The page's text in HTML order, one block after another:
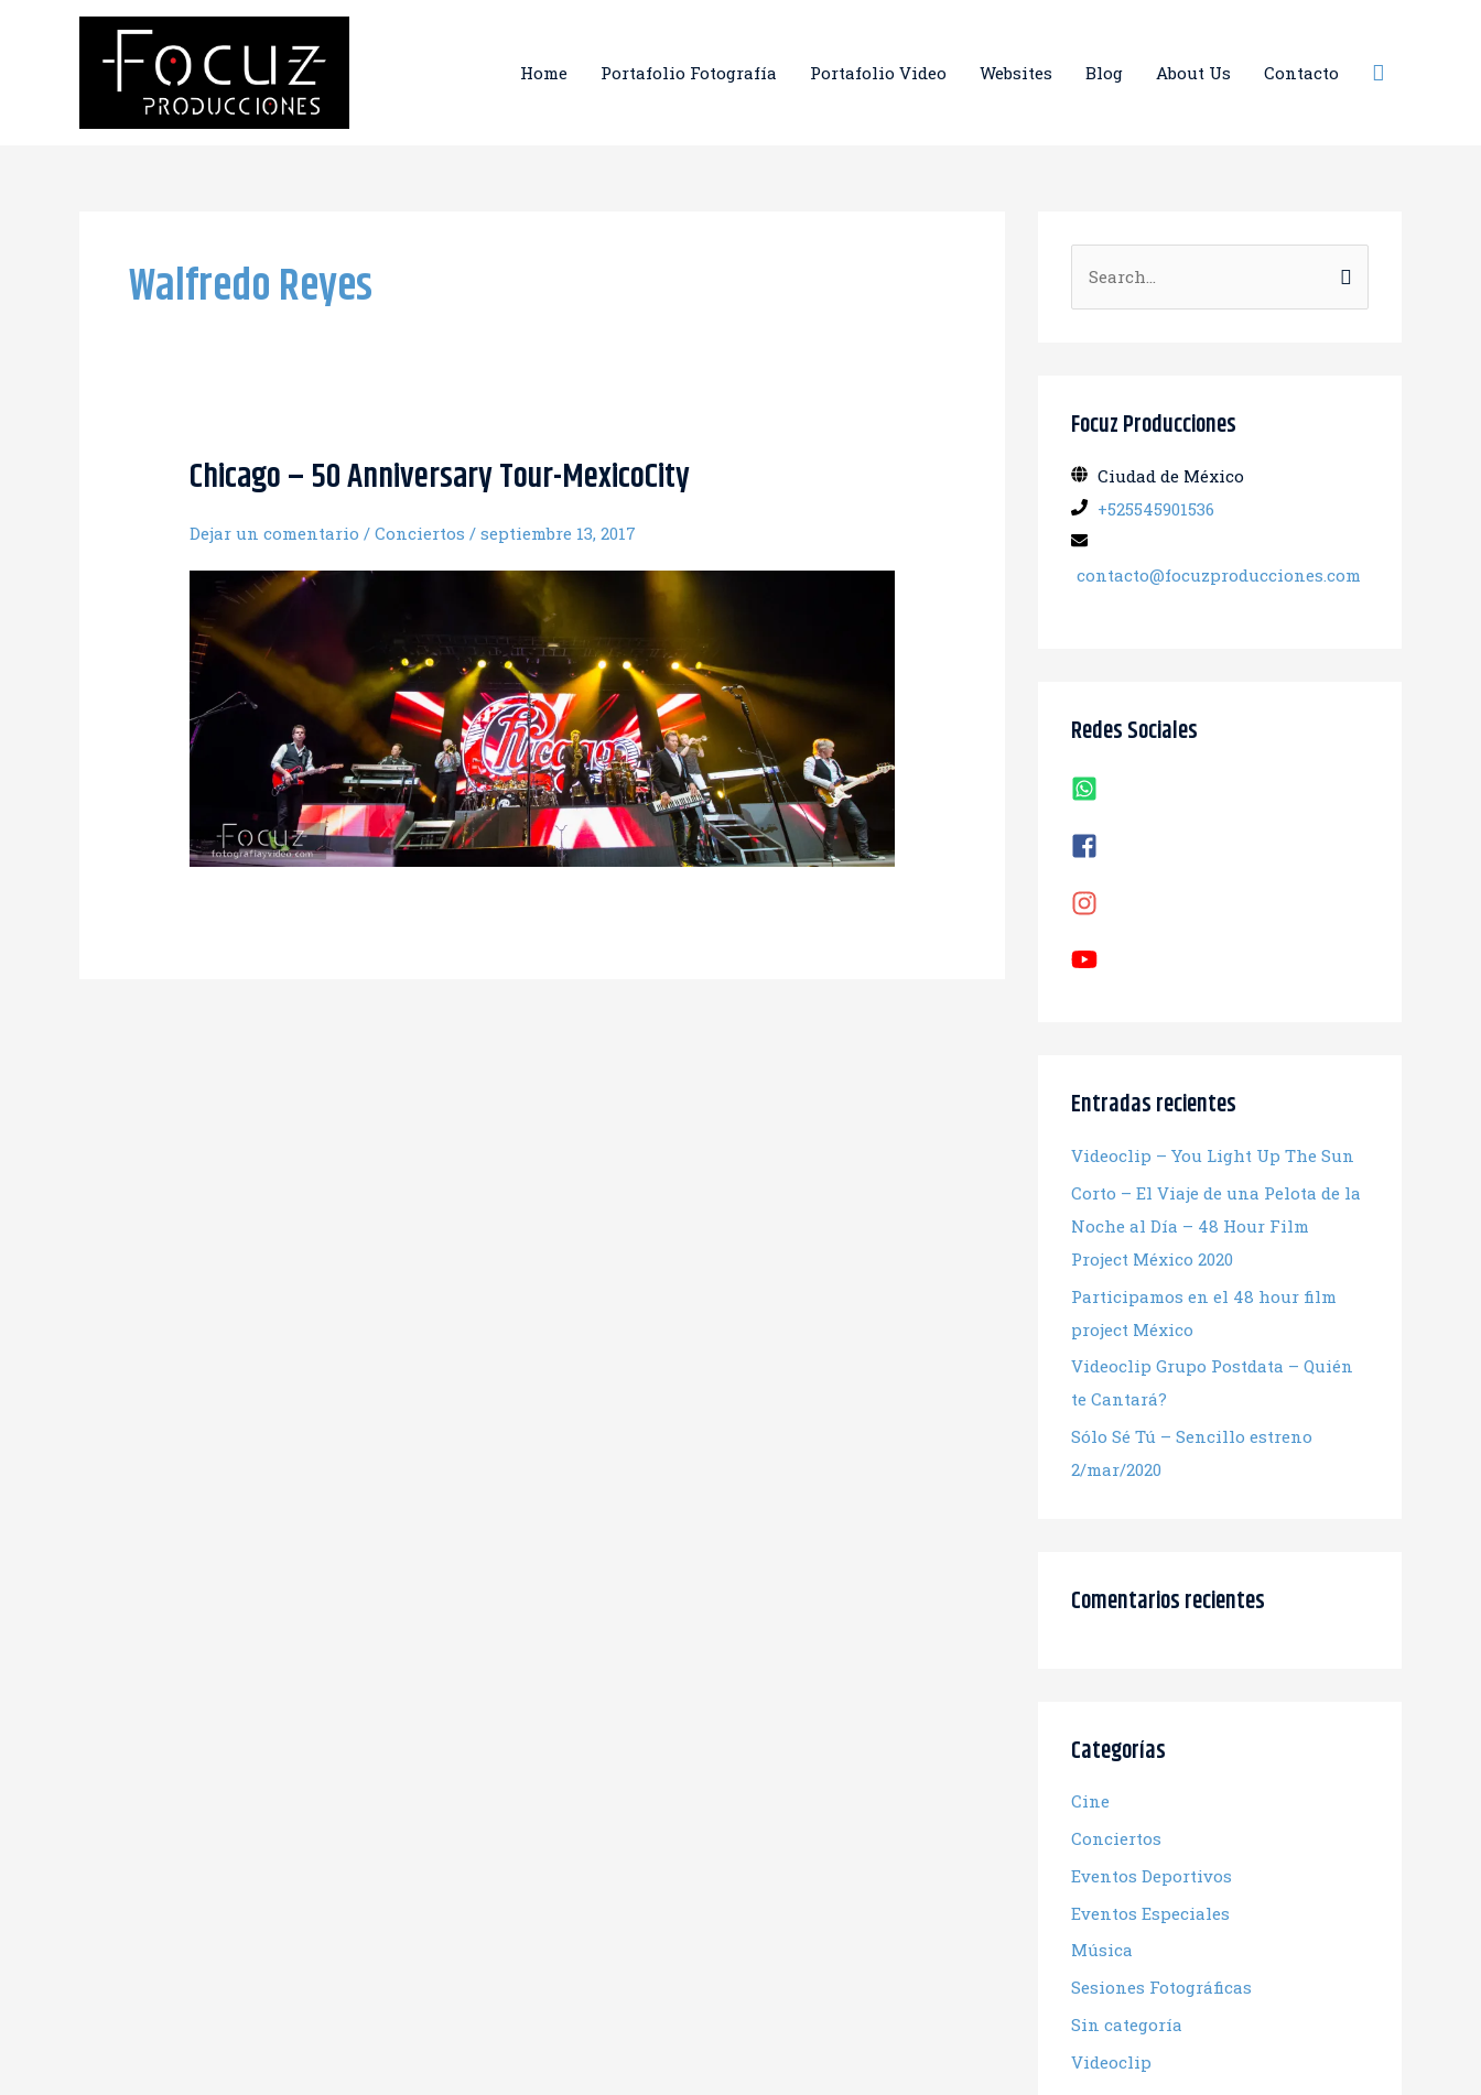
Home Portafolio Fotografía Portafolio Video Websites Blog About Us Contacto Buscar
Walfredo Reyes
Chicago – 50 Anniversary Tour-MexicoCity
Dejar un comentario /Conciertos /septiembre 13, 2017
u
a
:
Focuz Producciones
Ciudad de México
+525545901536
contacto@focuzproducciones.com
Redes Sociales
Entradas recientes
Videoclip – You Light Up The Sun
Corto – El Viaje de una Pelota de la
Noche al Día – 48 Hour Film
Project México 2020
Participamos en el 48 hour film
project México
Videoclip Grupo Postdata – Quién
te Cantará?
Sólo Sé Tú – Sencillo estreno
2/mar/2020
Comentarios recientes
Categorías
Cine
Conciertos
Eventos Deportivos
Eventos Especiales
Música
Sesiones Fotográficas
Sin categoría
Videoclip